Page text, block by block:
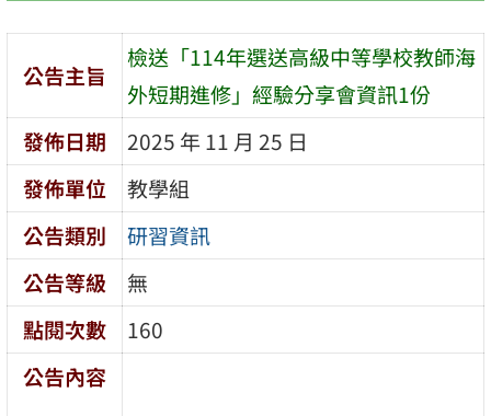
公告主旨
檢送「114年選送高級中等學校教師海
外短期進修」經驗分享會資訊1份
發佈日期
2025 年 11 月 25 日
發佈單位
教學組
公告類別
研習資訊
公告等級
無
點閱次數
160
公告內容